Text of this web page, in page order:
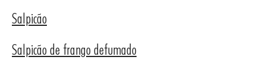
Salpicão
Salpicão de frango defumado